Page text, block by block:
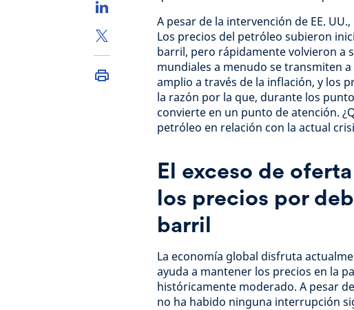
A pesar de la intervención de EE.
Los precios del petróleo subieron
barril, pero rápidamente volvieron a
mundiales a menudo se transmiten
amplio a través de la inflación, y los
la razón por la que, durante los
convierte en un punto de atención.
petróleo en relación con la actual
El exceso de
los precios por
barril
La economía global disfruta
ayuda a mantener los precios en la
históricamente moderado. A pesar
no ha habido ninguna interrupción